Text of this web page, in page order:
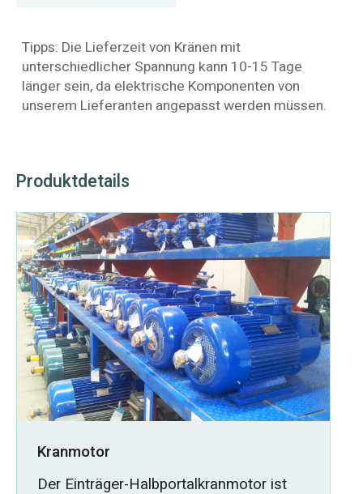
Tipps: Die Lieferzeit von Kränen mit
unterschiedlicher Spannung kann 10-15 Tage
länger sein, da elektrische Komponenten von
unserem Lieferanten angepasst werden müssen.
Produktdetails
Kranmotor
Der Einträger-Halbportalkranmotor ist